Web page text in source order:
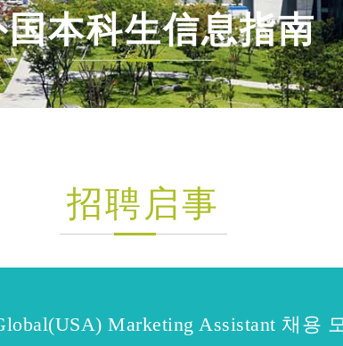
国本科生信息指南
招聘启事
Marketing Assistant 채용